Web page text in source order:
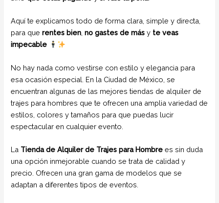
Aquí te explicamos todo de forma clara, simple y directa,
para querentes bien ,no gastes de más y te veas
impecable
No hay nada como vestirse con estilo y elegancia para
esa ocasión especial. En la Ciudad de México, se
encuentran algunas de las mejores tiendas de alquiler de
trajes para hombres que te ofrecen una amplia variedad de
estilos, colores y tamaños para que puedas lucir
espectacular en cualquier evento.
La Tienda de Alquiler de Trajes para Hombre es sin duda
una opción inmejorable cuando se trata de calidad y
precio. Ofrecen una gran gama de modelos que se
adaptan a diferentes tipos de eventos.